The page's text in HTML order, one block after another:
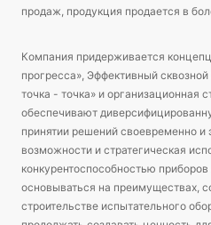
продаж, продукция продается в
Компания придерживается
прогресса», Эффективный
точка - точка» и организационная
обеспечивают
принятии решений своевременно
возможности и стратегическая
конкурентоспособностью
основываться на преимуществах,
строительстве испытательного